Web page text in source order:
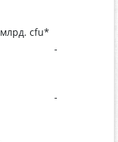
cfu*
-
-